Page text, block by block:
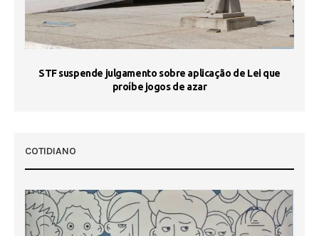
STF suspende julgamento sobre aplicação de Lei que
proíbe jogos de azar
COTIDIANO